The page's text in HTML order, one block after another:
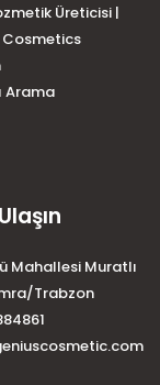
Üreticisi |
Cosmetics
Arama
Mahallesi Muratlı
Trabzon